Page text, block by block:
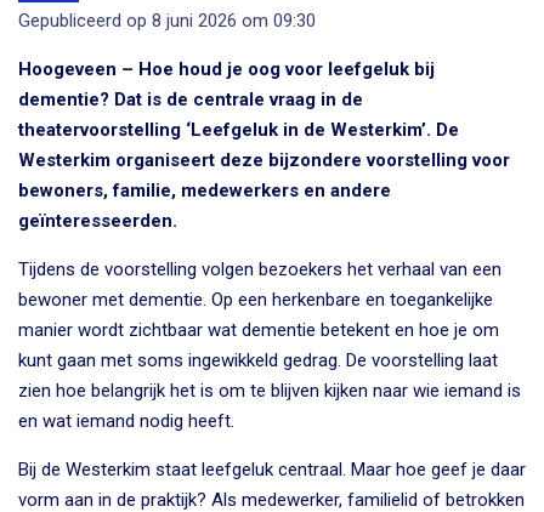
Gepubliceerd op 8 juni 2026 om 09:30
Hoogeveen – Hoe houd je oog voor leefgeluk bij
dementie? Dat is de centrale vraag in de
theatervoorstelling ‘Leefgeluk in de Westerkim’. De
Westerkim organiseert deze bijzondere voorstelling voor
bewoners, familie, medewerkers en andere
geïnteresseerden.
Tijdens de voorstelling volgen bezoekers het verhaal van een
bewoner met dementie. Op een herkenbare en toegankelijke
manier wordt zichtbaar wat dementie betekent en hoe je om
kunt gaan met soms ingewikkeld gedrag. De voorstelling laat
zien hoe belangrijk het is om te blijven kijken naar wie iemand is
en wat iemand nodig heeft.
Bij de Westerkim staat leefgeluk centraal. Maar hoe geef je daar
vorm aan in de praktijk? Als medewerker, familielid of betrokken